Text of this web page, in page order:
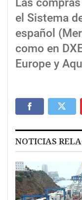
Las
el Sistema
español
como en
Europe y
NOTICIAS